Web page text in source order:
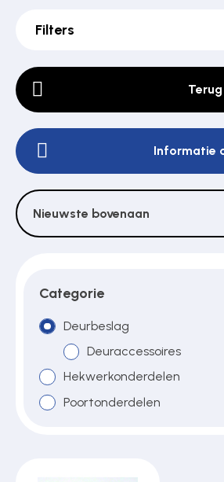
Pulsgevers
Sloten
Toegangscontrole
Toegangsverlening
Voedingen
Over ons
Filters
Informatie
Nieuwste bovenaan
Categorie
Deurbeslag
Deuraccessoires
Hekwerkonderdelen
Poortonderdelen